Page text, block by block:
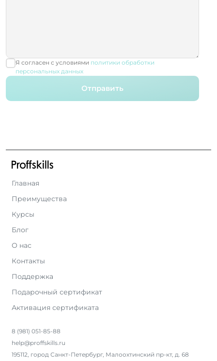
Я согласен с условиями политики обработки
персональных данных
Отправить
Главная
Преимущества
Курсы
Блог
О нас
Контакты
Поддержка
Подарочный сертификат
Активация сертификата
8 (981) 051-85-88
help@proffskills.ru
195112, город Санкт-Петербург, Малоохтинский пр-кт, д. 68